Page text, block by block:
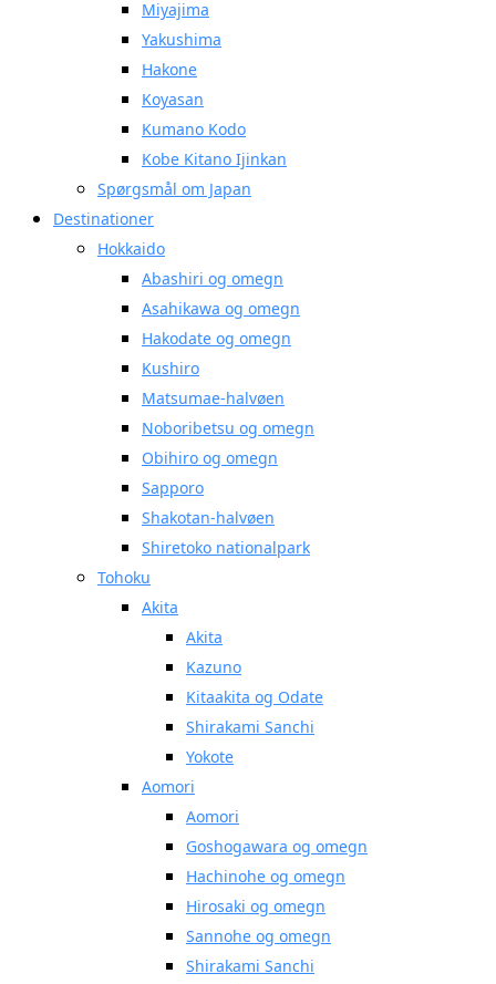
Miyajima
Yakushima
Hakone
Koyasan
Kumano Kodo
Kobe Kitano Ijinkan
Spørgsmål om Japan
Destinationer
Hokkaido
Abashiri og omegn
Asahikawa og omegn
Hakodate og omegn
Kushiro
Matsumae-halvøen
Noboribetsu og omegn
Obihiro og omegn
Sapporo
Shakotan-halvøen
Shiretoko nationalpark
Tohoku
Akita
Akita
Kazuno
Kitaakita og Odate
Shirakami Sanchi
Yokote
Aomori
Aomori
Goshogawara og omegn
Hachinohe og omegn
Hirosaki og omegn
Sannohe og omegn
Shirakami Sanchi